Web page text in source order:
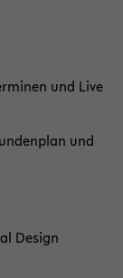
und Live
und
De­sign